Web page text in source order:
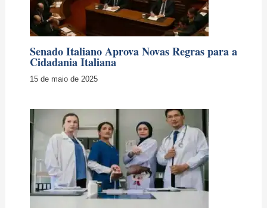
Senado Italiano Aprova Novas Regras para a
Cidadania Italiana
15 de maio de 2025